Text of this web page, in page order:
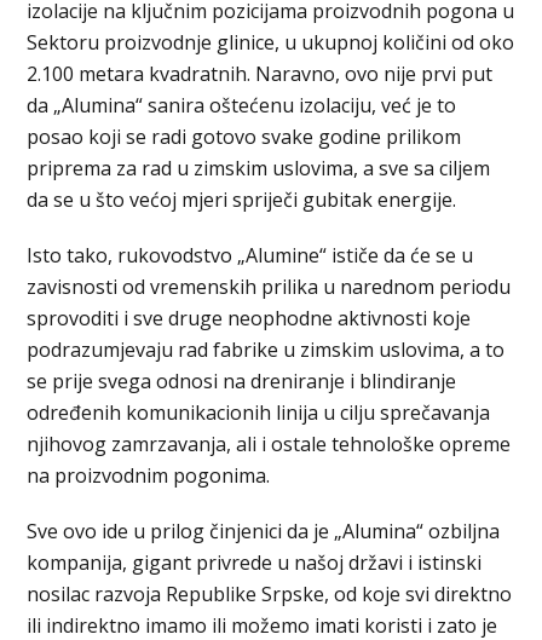
izolacije na ključnim pozicijama proizvodnih pogona u
Sektoru proizvodnje glinice, u ukupnoj količini od oko
2.100 metara kvadratnih. Naravno, ovo nije prvi put
da „Alumina“ sanira oštećenu izolaciju, već je to
posao koji se radi gotovo svake godine prilikom
priprema za rad u zimskim uslovima, a sve sa ciljem
da se u što većoj mjeri spriječi gubitak energije.
Isto tako, rukovodstvo „Alumine“ ističe da će se u
zavisnosti od vremenskih prilika u narednom periodu
sprovoditi i sve druge neophodne aktivnosti koje
podrazumjevaju rad fabrike u zimskim uslovima, a to
se prije svega odnosi na dreniranje i blindiranje
određenih komunikacionih linija u cilju sprečavanja
njihovog zamrzavanja, ali i ostale tehnološke opreme
na proizvodnim pogonima.
Sve ovo ide u prilog činjenici da je „Alumina“ ozbiljna
kompanija, gigant privrede u našoj državi i istinski
nosilac razvoja Republike Srpske, od koje svi direktno
ili indirektno imamo ili možemo imati koristi i zato je